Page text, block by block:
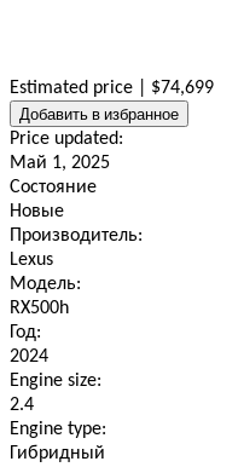
Estimated price | $74,699
Добавить в избранное
Price updated:
Май 1, 2025
Состояние
Новые
Производитель:
Lexus
Модель:
RX500h
Год:
2024
Engine size:
2.4
Engine type:
Гибридный